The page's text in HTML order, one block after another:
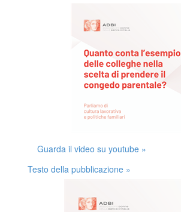
Guarda il video su youtube »
Testo della pubblicazione »